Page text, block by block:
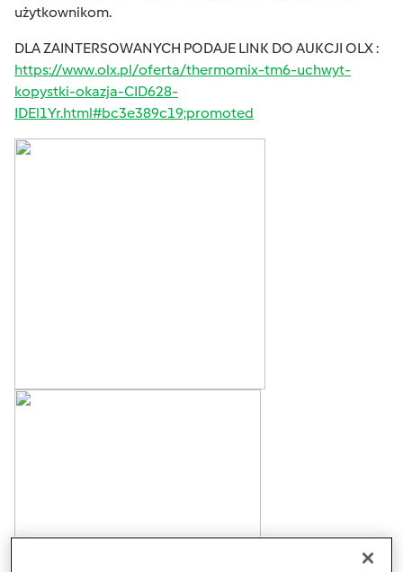
użytkownikom.
DLA ZAINTERSOWANYCH PODAJE LINK DO AUKCJI OLX :
https://www.olx.pl/oferta/thermomix-tm6-uchwyt-
kopystki-okazja-CID628-
IDEl1Yr.html#bc3e389c19;promoted